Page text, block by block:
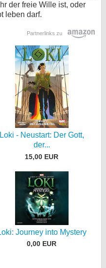
der freie Wille ist, oder
leben darf.
Partnerlinks zu
Loki - Neustart: Der Gott,
der...
15,00 EUR
Journey into Mystery
0,00 EUR